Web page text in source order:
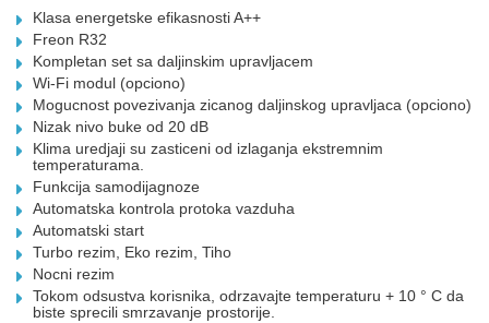
Klasa energetske efikasnosti A++
Freon R32
Kompletan set sa daljinskim upravljacem
Wi-Fi modul (opciono)
Mogucnost povezivanja zicanog daljinskog upravljaca (opciono)
Nizak nivo buke od 20 dB
Klima uredjaji su zasticeni od izlaganja ekstremnim
temperaturama.
Funkcija samodijagnoze
Automatska kontrola protoka vazduha
Automatski start
Turbo rezim, Eko rezim, Tiho
Nocni rezim
Tokom odsustva korisnika, odrzavajte temperaturu + 10 ° C da
biste sprecili smrzavanje prostorije.